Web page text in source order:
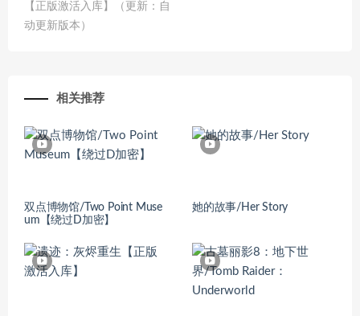
【正版激活入库】（更新：自
动更新版本）
相关推荐
双点博物馆/Two Point Muse
um【绕过D加密】
她的故事/Her Story